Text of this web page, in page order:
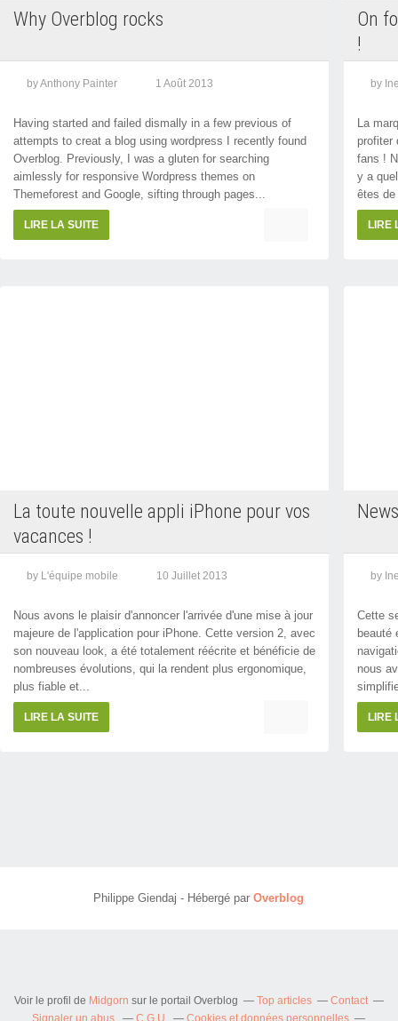
Why Overblog rocks
by Anthony Painter 1 Août 2013
Having started and failed dismally in a few previous of
attempts to creat a blog using wordpress I recently found
Overblog. Previously, I was a gluten for searching
aimlessly for responsive Wordpress themes on
Themeforest and Google, sifting through pages...
LIRE LA SUITE
On
!
by
La
profiter
fans !
y a
êtes
LIRE
La toute nouvelle appli iPhone pour vos
vacances !
by L'équipe mobile 10 Juillet 2013
Nous avons le plaisir d'annoncer l'arrivée d'une mise à jour
majeure de l'application pour iPhone. Cette version 2, avec
son nouveau look, a été totalement réécrite et bénéficie de
nombreuses évolutions, qui la rendent plus ergonomique,
plus fiable et...
LIRE LA SUITE
by
Cette
beauté
nous
LIRE
Philippe Giendaj - Hébergé parOverblog
Voir le profil de Midgorn sur le portail Overblog Top articles
Contact
Signaler un abus
C.G.U.
Cookies et données personnelles